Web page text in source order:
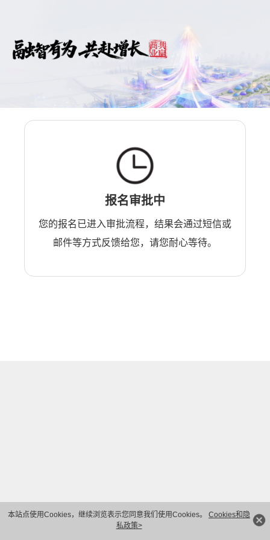
本站点使用Cookies，继续浏览表示您同意我们使用Cookies。 Cookies和隐
私政策>
报名审批中
您的报名已进入审批流程，结果会通过短信或
邮件等方式反馈给您，请您耐心等待。